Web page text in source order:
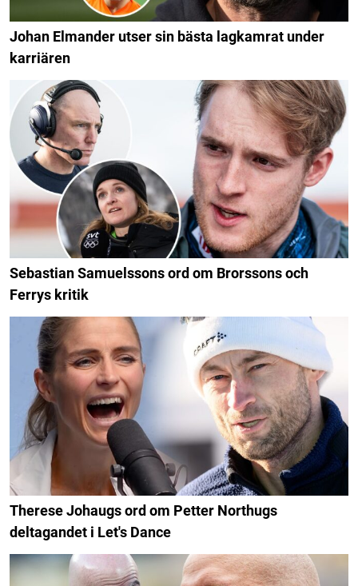
Johan Elmander utser sin bästa lagkamrat under
karriären
Sebastian Samuelssons ord om Brorssons och
Ferrys kritik
Therese Johaugs ord om Petter Northugs
deltagandet i Let's Dance